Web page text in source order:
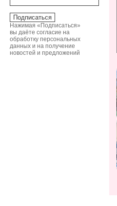
Нажимая «Подписаться»
вы даёте согласие на
обработку персональных
данных и на получение
новостей и предложений